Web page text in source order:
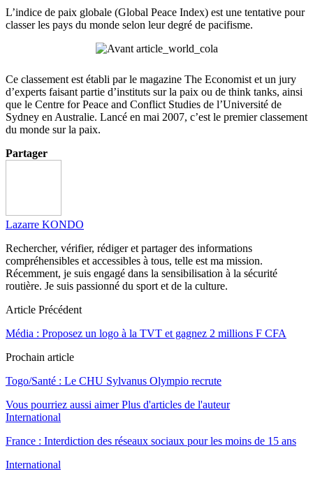
L’indice de paix globale (Global Peace Index) est une tentative pour
classer les pays du monde selon leur degré de pacifisme.
Ce classement est établi par le magazine The Economist et un jury
d’experts faisant partie d’instituts sur la paix ou de think tanks, ainsi
que le Centre for Peace and Conflict Studies de l’Université de
Sydney en Australie. Lancé en mai 2007, c’est le premier classement
du monde sur la paix.
Partager
Lazarre KONDO
Rechercher, vérifier, rédiger et partager des informations
compréhensibles et accessibles à tous, telle est ma mission.
Récemment, je suis engagé dans la sensibilisation à la sécurité
routière. Je suis passionné du sport et de la culture.
Article Précédent
Média : Proposez un logo à la TVT et gagnez 2 millions F CFA
Prochain article
Togo/Santé : Le CHU Sylvanus Olympio recrute
Vous pourriez aussi aimer Plus d'articles de l'auteur
International
France : Interdiction des réseaux sociaux pour les moins de 15 ans
International